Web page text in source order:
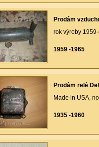
Prodám
rok výroby
1959 -1965
Prodám relé
Made in USA,
1935 -1960